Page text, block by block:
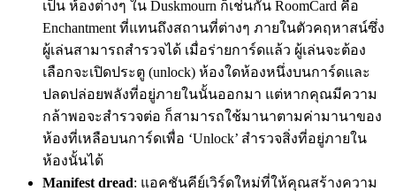
เป็น ห้องต่างๆ ใน Duskmourn ก็เช่นกัน RoomCard คือ
Enchantment ที่แทนถึงสถานที่ต่างๆ ภายในตัวคฤหาสน์ซึ่ง
ผู้เล่นสามารถสำรวจได้ เมื่อร่ายการ์ดแล้ว ผู้เล่นจะต้อง
เลือกจะเปิดประตู (unlock) ห้องใดห้องหนึ่งบนการ์ดและ
ปลดปล่อยพลังที่อยู่ภายในนั้นออกมา แต่หากคุณมีความ
กล้าพอจะสำรวจต่อ ก็สามารถใช้มานาตามค่ามานาของ
ห้องที่เหลือบนการ์ดเพื่อ ‘Unlock’ สำรวจสิ่งที่อยู่ภายใน
ห้องนั้นได้
Manifest dread: แอคชันคีย์เวิร์ดใหม่ที่ให้คุณสร้างความ